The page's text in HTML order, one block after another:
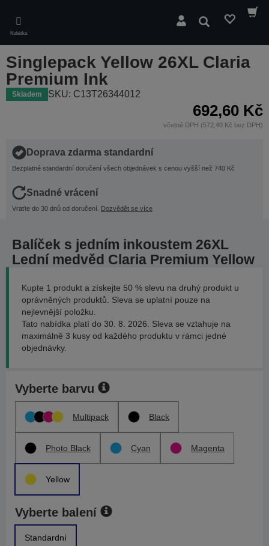
main
content
Nabídka
Hledat
Singlepack Yellow 26XL Claria
Premium Ink
Skladem SKU: C13T26344012
692,60 Kč
včetně DPH (572,40 Kč bez DPH)
Doprava zdarma standardní
Bezplatné standardní doručení všech objednávek s cenou vyšší než 740 Kč
Snadné vrácení
Vraťte do 30 dnů od doručení. Dozvědět se více
Balíček s jedním inkoustem 26XL
Lední medvěd Claria Premium Yellow
Kupte 1 produkt a získejte 50 % slevu na druhý produkt u
oprávněných produktů. Sleva se uplatní pouze na
nejlevnější položku.
Tato nabídka platí do 30. 8. 2026. Sleva se vztahuje na
maximálně 3 kusy od každého produktu v rámci jedné
objednávky.
Vyberte barvu
Multipack Black
Photo Black Cyan Magenta
Yellow
Vyberte balení
Standardní